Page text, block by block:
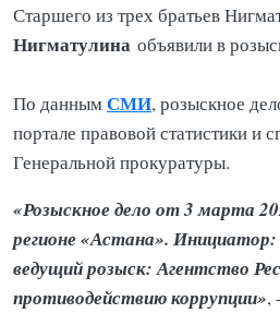
Старшего из трех братьев
Нигматулина объявили в
По даннымСМИ, розыскное
портале правовой статистики и
Генеральной прокуратуры.
«Розыскное дело от 3 марта
регионе «Астана».
ведущий розыск: Агентство
противодействию коррупции»,